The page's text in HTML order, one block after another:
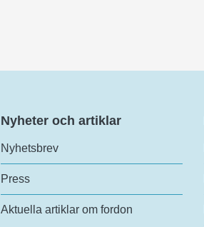
Nyheter och artiklar
Nyhetsbrev
Press
Aktuella artiklar om fordon